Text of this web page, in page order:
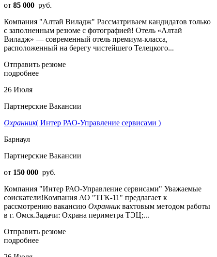
от 85 000 руб.
Компания "Алтай Виладж" Рассматриваем кандидатов только
с заполненным резюме с фотографией! Отель «Алтай
Виладж» — современный отель премиум-класса,
расположенный на берегу чистейшего Телецкого...
Отправить резюме
подробнее
26 Июля
Партнерские Вакансии
Охранник( Интер РАО-Управление сервисами )
Барнаул
Партнерские Вакансии
от 150 000 руб.
Компания "Интер РАО-Управление сервисами" Уважаемые
соискатели!Компания АО "ТГК-11" предлагает к
рассмотрению вакансию Охранниквахтовым методом работы
в г. Омск.Задачи: Охрана периметра ТЭЦ;...
Отправить резюме
подробнее